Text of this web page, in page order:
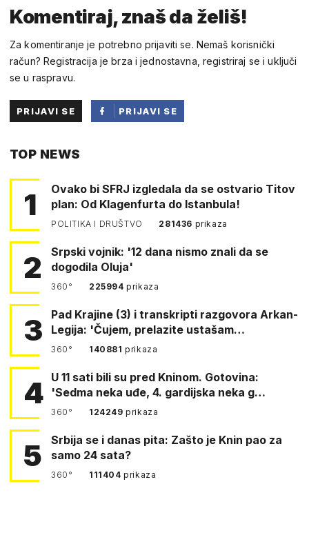
Komentiraj, znaš da želiš!
Za komentiranje je potrebno prijaviti se. Nemaš korisnički
račun? Registracija je brza i jednostavna, registriraj se i uključi
se u raspravu.
PRIJAVI SE
PRIJAVI SE
TOP NEWS
1
Ovako bi SFRJ izgledala da se ostvario Titov
plan: Od Klagenfurta do Istanbula!
POLITIKA I DRUŠTVO 281436 prikaza
2
Srpski vojnik: '12 dana nismo znali da se
dogodila Oluja'
360° 225994prikaza
3
Pad Krajine (3) i transkripti razgovora Arkan-
Legija: 'Čujem, prelazite ustašam…
360° 140881prikaza
4 U 11 sati bili su pred Kninom. Gotovina:
'Sedma neka uđe, 4. gardijska neka g…
360° 124249prikaza
5
Srbija se i danas pita: Zašto je Knin pao za
samo 24 sata?
360° 111404prikaza